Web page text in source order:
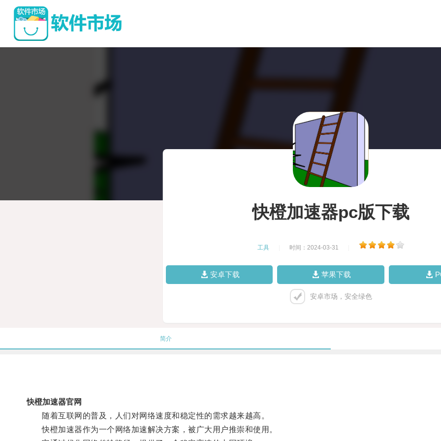
快橙加速器pc版下载
工具 时间：2024-03-31
安卓下载 苹果下载
安卓市场，安全绿色
简介
快橙加速器官网
随着互联网的普及，人们对网络速度和稳定性的需求越来越高。
快橙加速器作为一个网络加速解决方案，被广大用户推崇和使用。